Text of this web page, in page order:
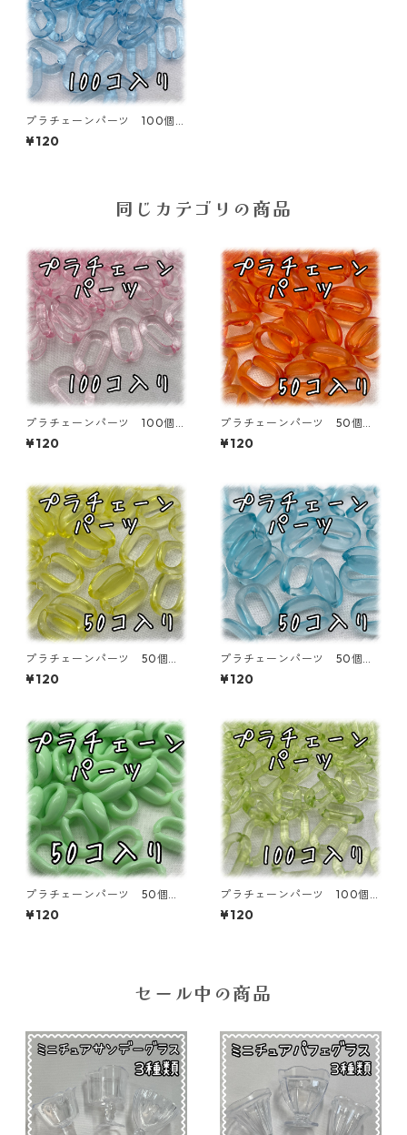
プラチェーンパーツ 100個入
り クリア ブルー【CP-15-9
-cBLU】
¥120
同じカテゴリの商品
プラチェーンパーツ 100個入
り ピンク【CP-15-9-cPNK】
¥120
プラチェーンパーツ 50個入
り クリア オレンジ【CP-15
-11-cORN】
¥120
プラチェーンパーツ 50個入
り クリア イエロー【CP-15
-11-cYEL】
¥120
プラチェーンパーツ 50個入
り クリア ブルー【CP-15-1
1-cBLU】
¥120
プラチェーンパーツ 50個入
り ライトグリーン【CP-16-1
1-L GRN】
¥120
プラチェーンパーツ 100個入
り グリーン【CP-15-9-cGR
N】
¥120
セール中の商品